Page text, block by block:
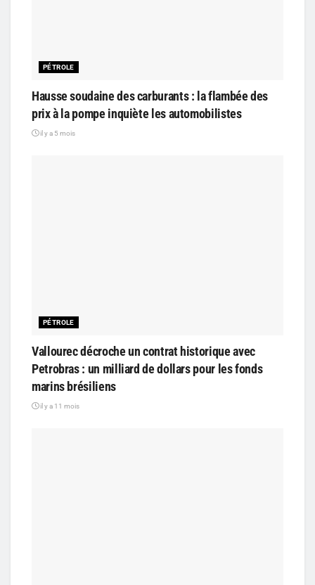
PÉTROLE
Hausse soudaine des carburants : la flambée des
prix à la pompe inquiète les automobilistes
il y a 5 mois
PÉTROLE
Vallourec décroche un contrat historique avec
Petrobras : un milliard de dollars pour les fonds
marins brésiliens
il y a 11 mois